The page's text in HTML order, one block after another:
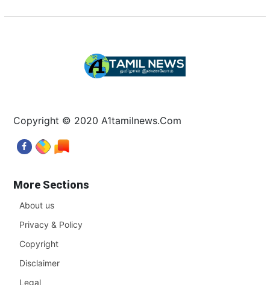
Copyright © 2020 A1tamilnews.Com
More Sections
About us
Privacy & Policy
Copyright
Disclaimer
Legal